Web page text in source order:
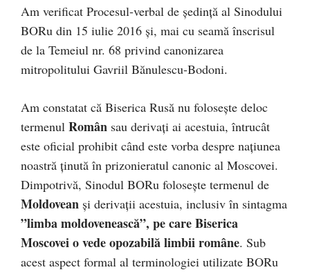
Am verificat Procesul-verbal de ședință al Sinodului
BORu din 15 iulie 2016 și, mai cu seamă înscrisul
de la Temeiul nr. 68 privind canonizarea
mitropolitului Gavriil Bănulescu-Bodoni.
Am constatat că Biserica Rusă nu folosește deloc
termenul Român sau derivați ai acestuia, întrucât
este oficial prohibit când este vorba despre națiunea
noastră ținută în prizonieratul canonic al Moscovei.
Dimpotrivă, Sinodul BORu folosește termenul de
Moldovean și derivații acestuia, inclusiv în sintagma
”limba moldovenească”, pe care Biserica
Moscovei o vede opozabilă limbii române. Sub
acest aspect formal al terminologiei utilizate BORu